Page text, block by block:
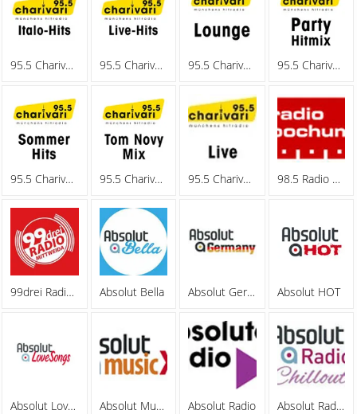
95.5 Charivari - Italo-Hits 95.5 Charivari - Live-Hits 95.5 Charivari - Lounge 95.5 Charivari - Party Hitmix
95.5 Charivari - Sommerhits 95.5 Charivari - Tom Novy Mix 95.5 Charivari - Webradio 98.5 Radio Bochum
99drei Radio Mittweida Absolut Bella Absolut Germany Absolut HOT
Absolut Lovesongs Absolut MusicXL Absolut Radio Absolut Radio Chillout